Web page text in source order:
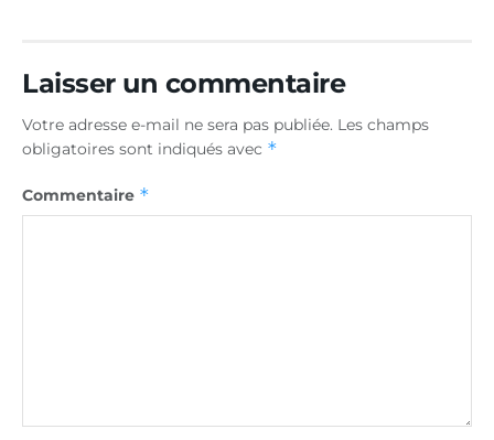
Laisser un commentaire
Votre adresse e-mail ne sera pas publiée. Les champs
obligatoires sont indiqués avec *
Commentaire *